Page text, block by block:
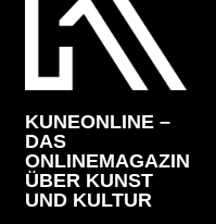
KUNEONLINE –
DAS
ONLINEMAGAZIN
ÜBER KUNST
UND KULTUR